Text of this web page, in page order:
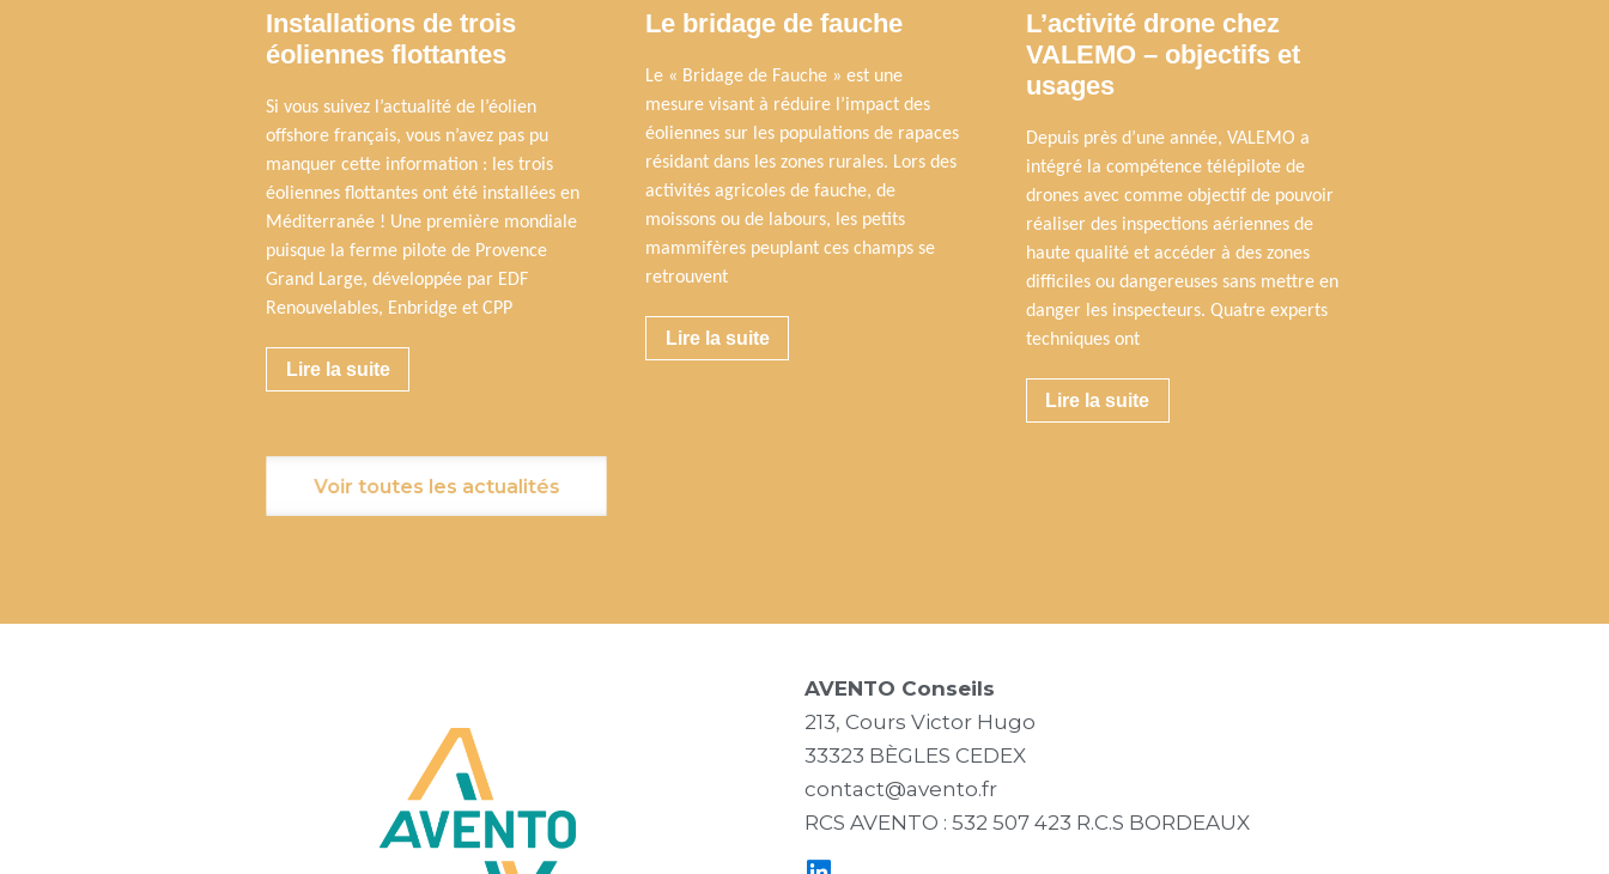
Installations de trois
éoliennes flottantes
Si vous suivez l’actualité de l’éolien
offshore français, vous n’avez pas pu
manquer cette information : les trois
éoliennes flottantes ont été installées en
Méditerranée ! Une première mondiale
puisque la ferme pilote de Provence
Grand Large, développée par EDF
Renouvelables, Enbridge et CPP
Lire la suite
Le bridage de fauche
Le « Bridage de Fauche » est une
mesure visant à réduire l’impact des
éoliennes sur les populations de rapaces
résidant dans les zones rurales. Lors des
activités agricoles de fauche, de
moissons ou de labours, les petits
mammifères peuplant ces champs se
retrouvent
Lire la suite
L’activité drone chez
VALEMO – objectifs et
usages
Depuis près d’une année, VALEMO a
intégré la compétence télépilote de
drones avec comme objectif de pouvoir
réaliser des inspections aériennes de
haute qualité et accéder à des zones
difficiles ou dangereuses sans mettre en
danger les inspecteurs. Quatre experts
techniques ont
Lire la suite
Voir toutes les actualités
AVENTO Conseils
213, Cours Victor Hugo
33323 BÈGLES CEDEX
contact@avento.fr
RCS AVENTO : 532 507 423 R.C.S BORDEAUX